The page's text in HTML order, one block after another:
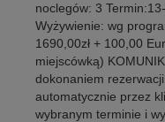
noclegów: 3
Wyżywienie: wg
1690,00zł + 100,00
miejscówką)
dokonaniem
automatycznie przez
wybranym terminie i